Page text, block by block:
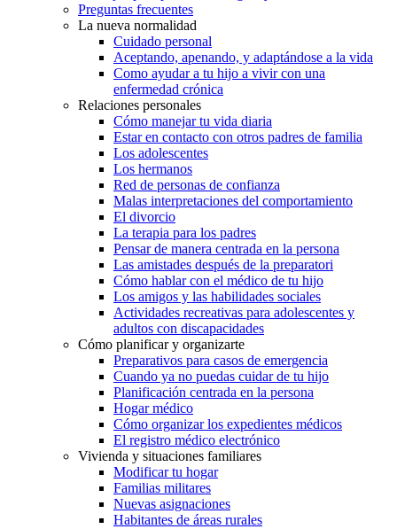
Preguntas frecuentes
La nueva normalidad
Cuidado personal
Aceptando, apenando, y adaptándose a la vida
Como ayudar a tu hijo a vivir con una
enfermedad crónica
Relaciones personales
Cómo manejar tu vida diaria
Estar en contacto con otros padres de familia
Los adolescentes
Los hermanos
Red de personas de confianza
Malas interpretaciones del comportamiento
El divorcio
La terapia para los padres
Pensar de manera centrada en la persona
Las amistades después de la preparatori
Cómo hablar con el médico de tu hijo
Los amigos y las habilidades sociales
Actividades recreativas para adolescentes y
adultos con discapacidades
Cómo planificar y organizarte
Preparativos para casos de emergencia
Cuando ya no puedas cuidar de tu hijo
Planificación centrada en la persona
Hogar médico
Cómo organizar los expedientes médicos
El registro médico electrónico
Vivienda y situaciones familiares
Modificar tu hogar
Familias militares
Nuevas asignaciones
Habitantes de áreas rurales